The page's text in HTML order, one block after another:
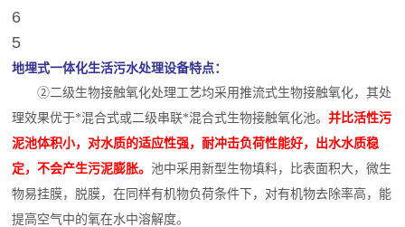
6
5
地埋式一体化生活污水处理设备特点：
②二级生物接触氧化处理工艺均采用推流式生物接触氧化，其处
理效果优于*混合式或二级串联*混合式生物接触氧化池。并比活性污
泥池体积小，对水质的适应性强，耐冲击负荷性能好，出水水质稳
定，不会产生污泥膨胀。池中采用新型生物填料，比表面积大，微生
物易挂膜，脱膜，在同样有机物负荷条件下，对有机物去除率高，能
提高空气中的氧在水中溶解度。